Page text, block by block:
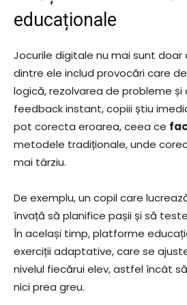
educaționale
Jocurile digitale nu mai sunt doar
dintre ele includ provocări care
logică, rezolvarea de probleme și
feedback instant, copiii știu
pot corecta eroarea, ceea ce
metodele tradiționale, unde
mai târziu.
De exemplu, un copil care
învață să planifice pașii și să
În același timp, platforme
exerciții adaptative, care se
nivelul fiecărui elev, astfel încât
nici prea greu.